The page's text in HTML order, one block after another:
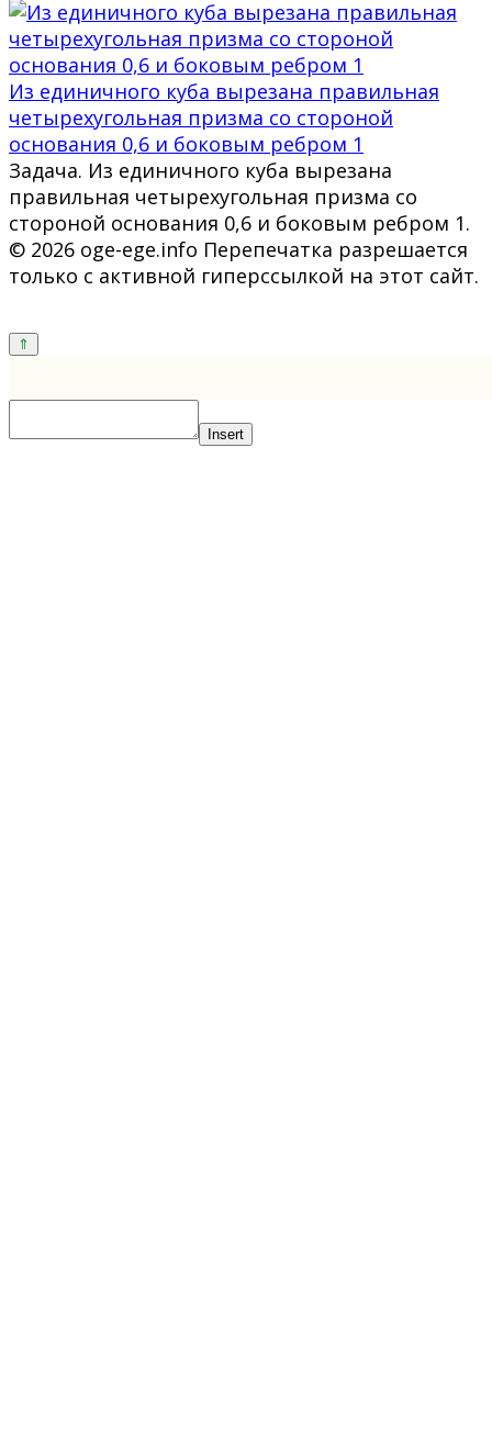
Из единичного куба вырезана правильная
четырехугольная призма со стороной
основания 0,6 и боковым ребром 1
Задача. Из единичного куба вырезана
правильная четырехугольная призма со
стороной основания 0,6 и боковым ребром 1.
© 2026 oge-ege.info Перепечатка разрешается
только с активной гиперссылкой на этот сайт.
Insert